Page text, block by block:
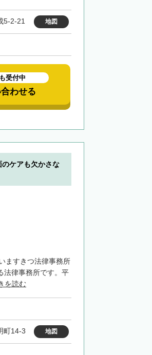
5-2-21 地図
受付中
わせる
のケアも欠かさな
ますきつ法律事務所
法律事務所です。平
を読む
町14-3 地図